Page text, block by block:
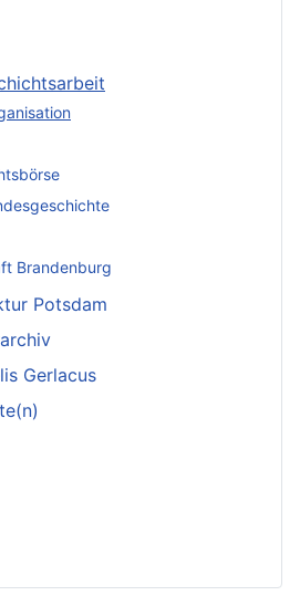
Brandenburg
Potsdam
Gerlacus